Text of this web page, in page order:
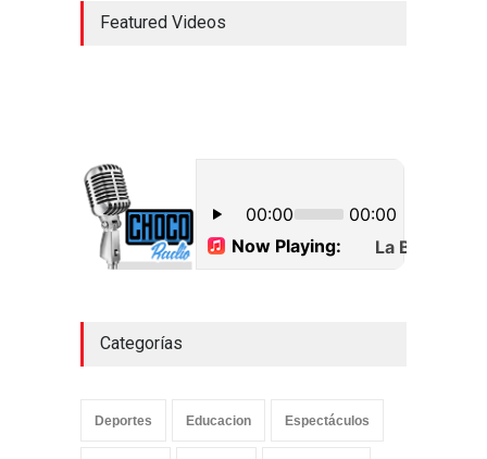
15 paquetes de presumible
detalla alcance Plan de
septiembre 18, 2022
Featured Videos
Categorías
Deportes Educacion Espectáculos